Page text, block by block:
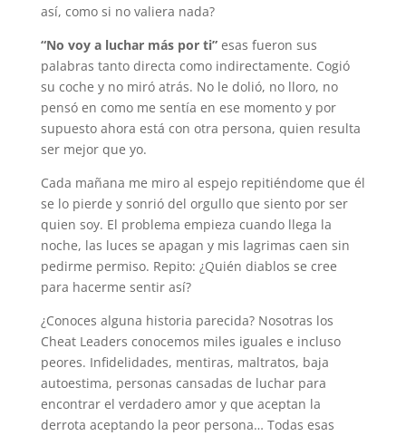
así, como si no valiera nada?
“No voy a luchar más por ti”esas fueron sus
palabras tanto directa como indirectamente. Cogió
su coche y no miró atrás. No le dolió, no lloro, no
pensó en como me sentía en ese momento y por
supuesto ahora está con otra persona, quien resulta
ser mejor que yo.
Cada mañana me miro al espejo repitiéndome que él
se lo pierde y sonrió del orgullo que siento por ser
quien soy. El problema empieza cuando llega la
noche, las luces se apagan y mis lagrimas caen sin
pedirme permiso. Repito: ¿Quién diablos se cree
para hacerme sentir así?
¿Conoces alguna historia parecida? Nosotras los
Cheat Leaders conocemos miles iguales e incluso
peores. Infidelidades, mentiras, maltratos, baja
autoestima, personas cansadas de luchar para
encontrar el verdadero amor y que aceptan la
derrota aceptando la peor persona… Todas esas